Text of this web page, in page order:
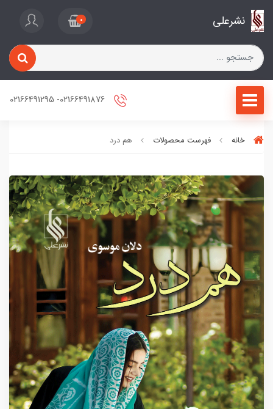
نشرعلی 0
خانه فهرست محصولات هم درد